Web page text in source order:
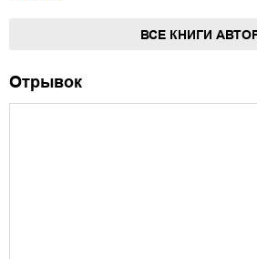
ВСЕ КНИГИ
Отрывок